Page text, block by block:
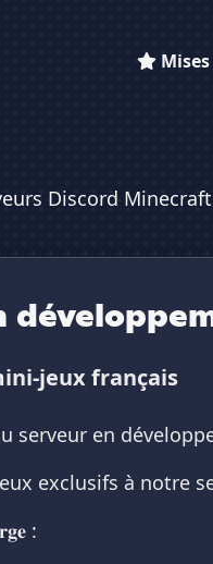
Mises
Discord Minecraft
jeux français
serveur en
exclusifs à notre
:
Vote